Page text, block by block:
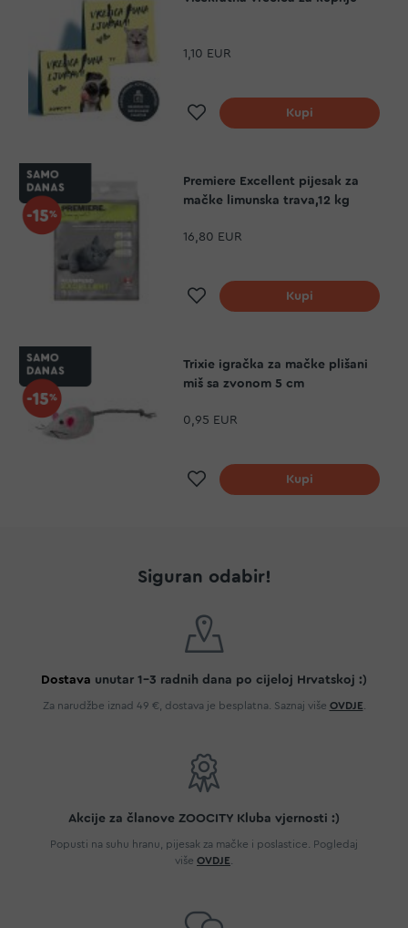
1,10 EUR
Dodaj na listu želja
Kupi
Premiere Excellent pijesak za
mačke limunska trava,12 kg
16,80 EUR
Dodaj na listu želja
Kupi
Trixie igračka za mačke plišani
miš sa zvonom 5 cm
0,95 EUR
Dodaj na listu želja
Kupi
Siguran odabir!
Dostava unutar 1-3 radnih dana po cijeloj Hrvatskoj :)
Za narudžbe iznad 49 €, dostava je besplatna. Saznaj više OVDJE
Akcije za članove ZOOCITY Kluba vjernosti :)
Popusti na suhu hranu, pijesak za mačke i poslastice. Pogledaj
više OVDJE